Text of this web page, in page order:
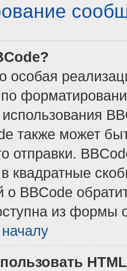
особая
также может
отправки.
квадратные
BBCode
из формы